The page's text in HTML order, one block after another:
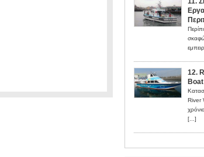
12.
Boat
River
[...]